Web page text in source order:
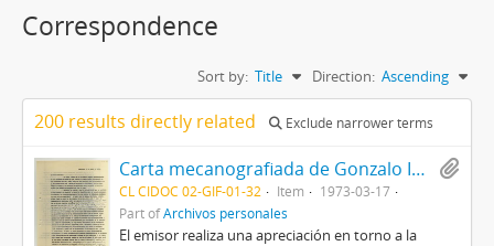
Correspondence
Sort by: Title Direction: Ascending
200 results directly related Exclude narrower terms
Carta mecanografiada de Gonzalo Izquierdo a Marcello [desconocido] con motivo de entregar un análisis de la situación social, histórica y política en Chile
CL CIDOC 02-GIF-01-32 Item
1973-03-17
Part ofArchivos personales
El emisor realiza una apreciación en torno a la